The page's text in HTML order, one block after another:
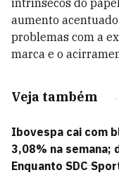
intrínsecos do
aumento
problemas com a
marca e o
Veja também
Ibovespa cai com
3,08% na semana;
Enquanto SDC